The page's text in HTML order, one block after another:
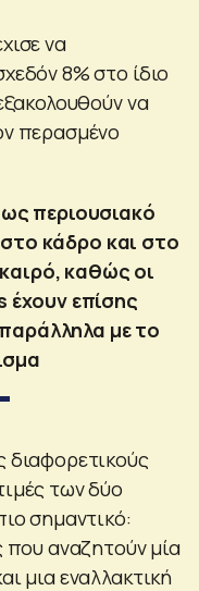
να
8% στο ίδιο
να
περασμένο
περιουσιακό
στο κάδρο και στο
καθώς οι
έχουν επίσης
με το
διαφορετικούς
των δύο
σημαντικό:
που αναζητούν μία
μια εναλλακτική